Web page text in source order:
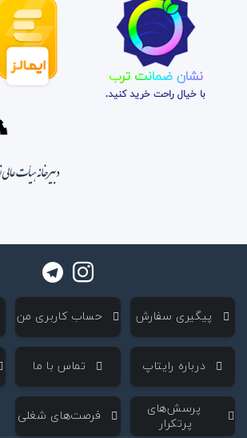
نشان ضمانت ترب
با خیال راحت خرید کنید.
‌ پیگیری سفارش ‌ حساب کاربری من
‌ درباره رایتاپ ‌ تماس با ما
‌ پرسش‌های
پرتکرار
‌ فرصت‌های شغلی